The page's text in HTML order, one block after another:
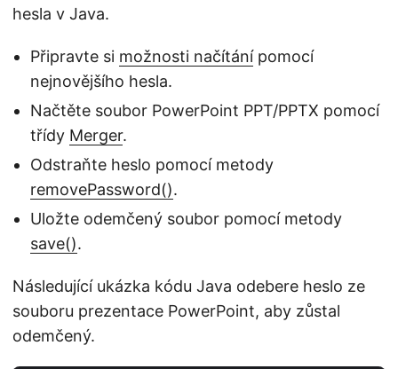
hesla v Java.
Připravte si možnosti načítánípomocí
nejnovějšího hesla.
Načtěte soubor PowerPoint PPT/PPTX pomocí
třídy Merger.
Odstraňte heslo pomocí metody
removePassword().
Uložte odemčený soubor pomocí metody
save().
Následující ukázka kódu Java odebere heslo ze
souboru prezentace PowerPoint, aby zůstal
odemčený.